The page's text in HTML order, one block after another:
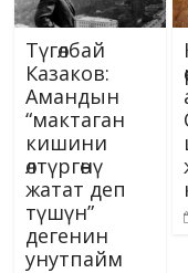
Түгөлбай
Казаков:
Амандын
“мактаган
кишини
өлтүргөнү
жатат деп
түшүн”
дегенин
унутпайм